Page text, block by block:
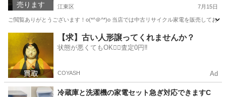
売ります 江東区 7月15日
ご閲覧ありがとうございます！o(*^＠^*)o 当店では中古リサイクル家電を販売してお
キッチン家電 千葉 松戸市 キッチン家電
無料
【求】古い人形譲ってくれませんか？
状態が悪くてもOK🙆‍♀️査定0円‼️
COYASH Ad
冷蔵庫と洗濯機の家電セット急ぎ対応できますC